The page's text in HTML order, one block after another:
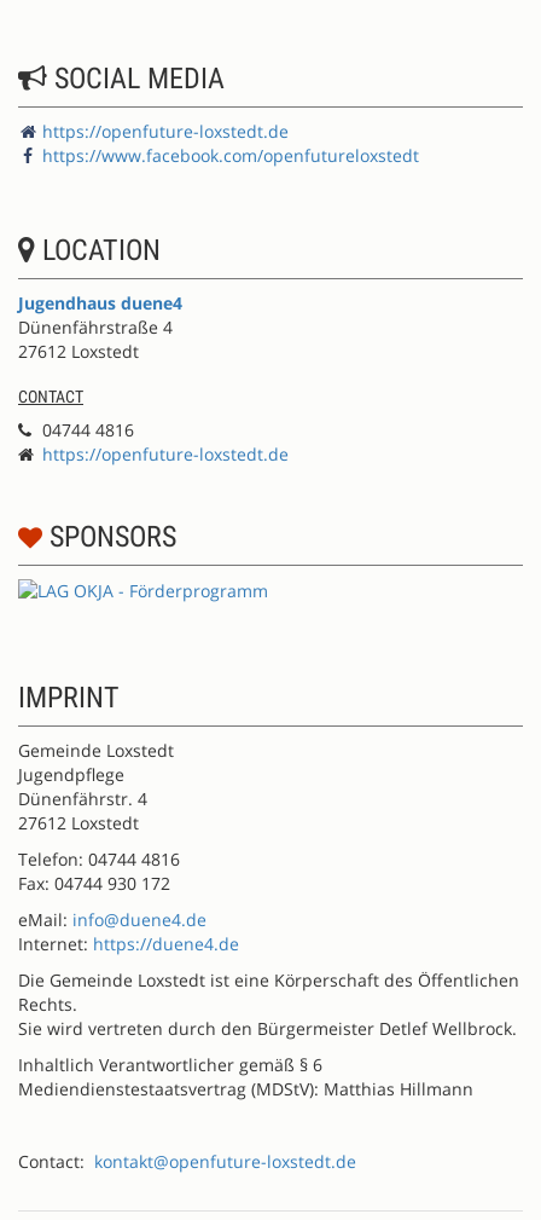
SOCIAL MEDIA
https://openfuture-loxstedt.de
https://www.facebook.com/openfutureloxstedt
LOCATION
Jugendhaus duene4
Dünenfährstraße 4
27612 Loxstedt
CONTACT
04744 4816
https://openfuture-loxstedt.de
SPONSORS
IMPRINT
Gemeinde Loxstedt
Jugendpflege
Dünenfährstr. 4
27612 Loxstedt
Telefon: 04744 4816
Fax: 04744 930 172
eMail: info@duene4.de
Internet: https://duene4.de
Die Gemeinde Loxstedt ist eine Körperschaft des Öffentlichen
Rechts.
Sie wird vertreten durch den Bürgermeister Detlef Wellbrock.
Inhaltlich Verantwortlicher gemäß § 6
Mediendienstestaatsvertrag (MDStV): Matthias Hillmann
Contact: kontakt@openfuture-loxstedt.de